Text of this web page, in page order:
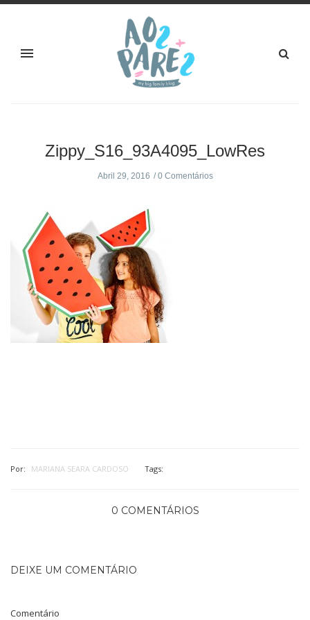
Zippy_S16_93A4095_LowRes
Abril 29, 2016 0 Comentários
Por: MARIANA SEARA CARDOSO Tags:
0 COMENTÁRIOS
DEIXE UM COMENTÁRIO
Comentário